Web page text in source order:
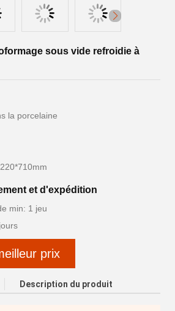
sous vide refroidie à
la porcelaine
et d'expédition
min: 1 jeu
prix
Description du produit